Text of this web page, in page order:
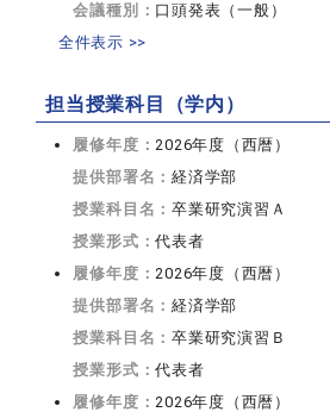
会議種別： 口頭発表（一般）
全件表示 >>
担当授業科目（学内）
履修年度：2026年度（西暦）
提供部署名：経済学部
授業科目名：卒業研究演習Ａ
授業形式：代表者
履修年度：2026年度（西暦）
提供部署名：経済学部
授業科目名：卒業研究演習Ｂ
授業形式：代表者
履修年度：2026年度（西暦）